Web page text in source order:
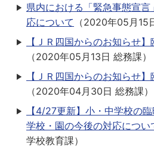
県内における「緊急事態宣
応について （2020年05月15
【ＪＲ四国からのお知らせ
（2020年05月13日 総務課）
【ＪＲ四国からのお知らせ
（2020年04月30日 総務課）
【4/27更新】小・中学校の
学校・園の今後の対応につい
学校教育課）